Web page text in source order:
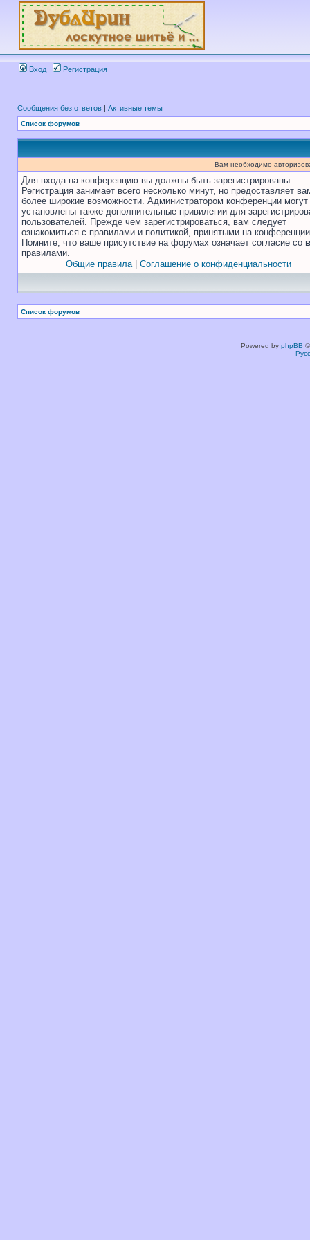
Вход Регистрация
Сообщения без ответов | Активные темы
Список форумов
Вам необходимо
Для входа на конференцию вы должны быть зарегистрированы.
Регистрация занимает всего несколько минут, но предоставляет
более широкие возможности. Администратором конференции
установлены также дополнительные привилегии для
пользователей. Прежде чем зарегистрироваться, вам следует
ознакомиться с правилами и политикой, принятыми на
Помните, что ваше присутствие на форумах означает согласие со
правилами.
Общие правила| Соглашение о конфиденциальности
Список форумов
Powered by phpBB